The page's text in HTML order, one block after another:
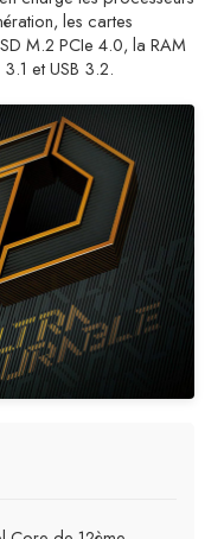
les cartes
M.2 PCIe 4.0, la RAM
et USB 3.2.